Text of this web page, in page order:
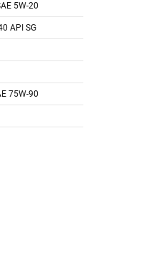
5W-20
API SG
75W-90